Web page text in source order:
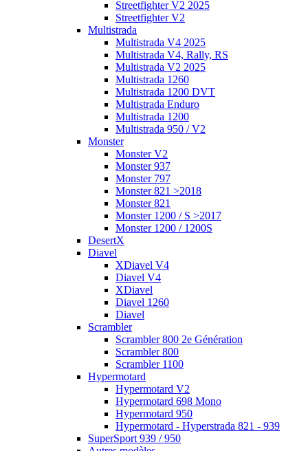
Streetfighter V2 2025
Streetfighter V2
Multistrada
Multistrada V4 2025
Multistrada V4, Rally, RS
Multistrada V2 2025
Multistrada 1260
Multistrada 1200 DVT
Multistrada Enduro
Multistrada 1200
Multistrada 950 / V2
Monster
Monster V2
Monster 937
Monster 797
Monster 821 >2018
Monster 821
Monster 1200 / S >2017
Monster 1200 / 1200S
DesertX
Diavel
XDiavel V4
Diavel V4
XDiavel
Diavel 1260
Diavel
Scrambler
Scrambler 800 2e Génération
Scrambler 800
Scrambler 1100
Hypermotard
Hypermotard V2
Hypermotard 698 Mono
Hypermotard 950
Hypermotard - Hyperstrada 821 - 939
SuperSport 939 / 950